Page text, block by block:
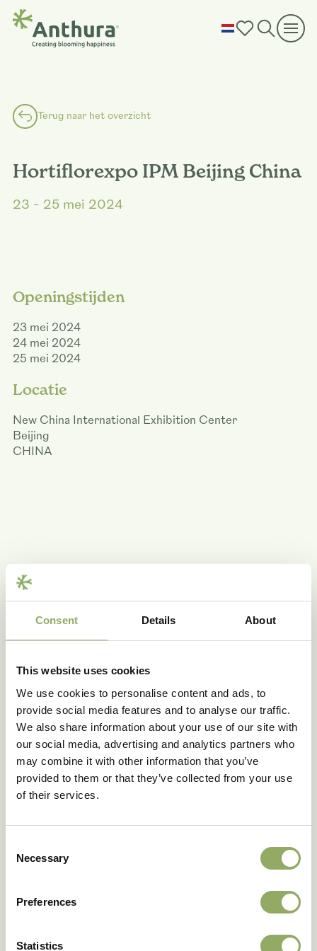
Consent Details About
This website uses cookies
We use cookies to personalise content and ads, to
provide social media features and to analyse our traffic.
We also share information about your use of our site with
our social media, advertising and analytics partners who
may combine it with other information that you’ve
provided to them or that they’ve collected from your use
of their services.
Selection
Necessary
Preferences
Statistics
Terug naar het overzicht
Hortiflorexpo IPM Beijing China
23 - 25 mei 2024
Openingstijden
23 mei 2024
24 mei 2024
25 mei 2024
Locatie
New China International Exhibition Center
Beijing
CHINA
Delen
Ook blooming
happinews ontvangen?
Meld je aan voor onze nieuwsbrief.